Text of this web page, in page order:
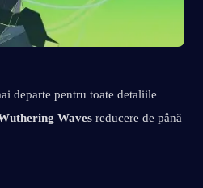
departe pentru toate detaliile
Waves reducere de până